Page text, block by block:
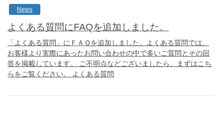
News
よくある質問にFAQを追加しました。
「よくある質問」にＦＡＱを追加しました。よくある質問では、
お客様より実際にあったお問い合わせの中で多いご質問とその回
答を掲載しています。 ご不明点などございましたら、まずはこち
らをご覧ください。 よくある質問